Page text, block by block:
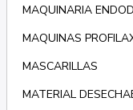
MAQUINARIA
MAQUINAS
MASCARILLAS
MATERIAL